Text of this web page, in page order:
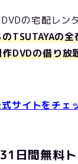
DVDの宅配レン
TSUTAYAの
DVDの借り放
サイトをチェ
日間無料